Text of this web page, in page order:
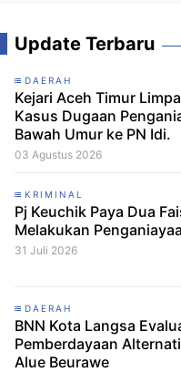
Update Terbaru
DAERAH
Kejari Aceh Timur
Kasus Dugaan
Bawah Umur ke PN Idi.
03 Agustus 2026
KRIMINAL
Pj Keuchik Paya Dua
Melakukan
31 Juli 2026
DAERAH
BNN Kota Langsa
Pemberdayaan
Alue Beurawe